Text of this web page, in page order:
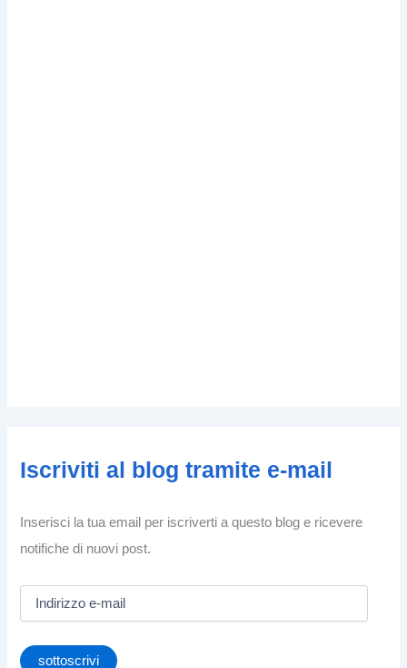
Iscriviti al blog tramite e-mail
Inserisci la tua email per iscriverti a questo blog e ricevere
notifiche di nuovi post.
i
sottoscrivi